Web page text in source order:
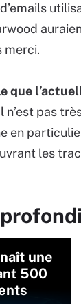
merci.
que
n’est pas
en
les
une
500